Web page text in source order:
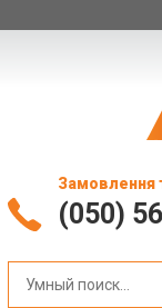
Замовлення
(050)